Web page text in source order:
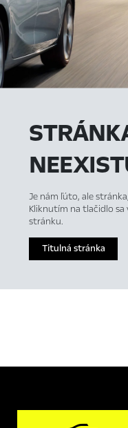
Je nám ľúto, ale
Kliknutím na tlačidlo
stránku.
Titulná stránka